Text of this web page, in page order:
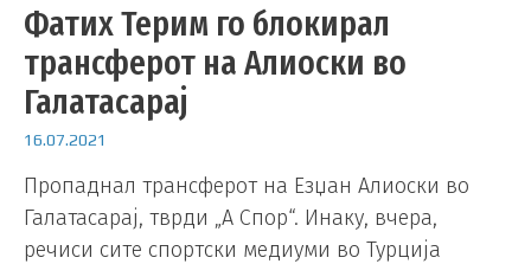
Фатих Терим го блокирал
трансферот на Алиоски во
Галатасарај
16.07.2021
Пропаднал трансферот на Езџан Алиоски во
Галатасарај, тврди „А Спор“. Инаку, вчера,
речиси сите спортски медиуми во Турција